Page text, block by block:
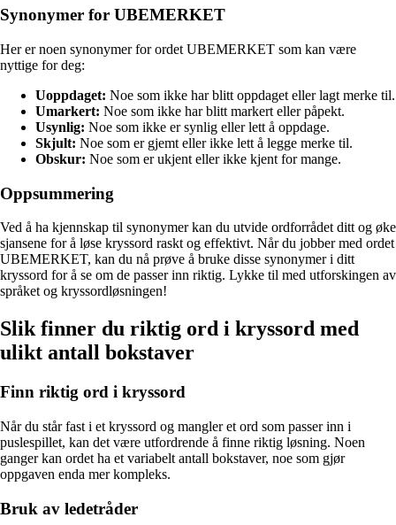
Synonymer for UBEMERKET
Her er noen synonymer for ordet UBEMERKET som kan være
nyttige for deg:
Uoppdaget: Noe som ikke har blitt oppdaget eller lagt merke til.
Umarkert: Noe som ikke har blitt markert eller påpekt.
Usynlig: Noe som ikke er synlig eller lett å oppdage.
Skjult: Noe som er gjemt eller ikke lett å legge merke til.
Obskur: Noe som er ukjent eller ikke kjent for mange.
Oppsummering
Ved å ha kjennskap til synonymer kan du utvide ordforrådet ditt og øke
sjansene for å løse kryssord raskt og effektivt. Når du jobber med ordet
UBEMERKET, kan du nå prøve å bruke disse synonymer i ditt
kryssord for å se om de passer inn riktig. Lykke til med utforskingen av
språket og kryssordløsningen!
Slik finner du riktig ord i kryssord med
ulikt antall bokstaver
Finn riktig ord i kryssord
Når du står fast i et kryssord og mangler et ord som passer inn i
puslespillet, kan det være utfordrende å finne riktig løsning. Noen
ganger kan ordet ha et variabelt antall bokstaver, noe som gjør
oppgaven enda mer kompleks.
Bruk av ledetråder